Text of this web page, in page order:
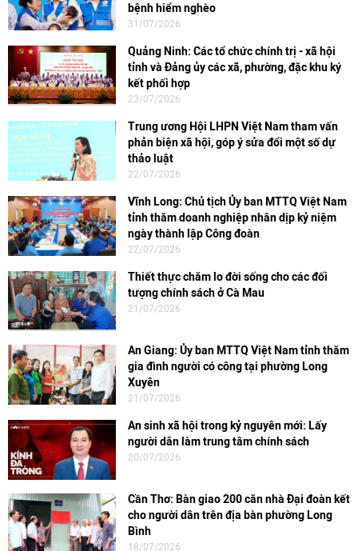
bệnh hiểm nghèo
31/07/2026
Quảng Ninh: Các tổ chức chính trị - xã hội
tỉnh và Đảng ủy các xã, phường, đặc khu ký
kết phối hợp
23/07/2026
Trung ương Hội LHPN Việt Nam tham vấn
phản biện xã hội, góp ý sửa đổi một số dự
thảo luật
22/07/2026
Vĩnh Long: Chủ tịch Ủy ban MTTQ Việt Nam
tỉnh thăm doanh nghiệp nhân dịp kỷ niệm
ngày thành lập Công đoàn
22/07/2026
Thiết thực chăm lo đời sống cho các đối
tượng chính sách ở Cà Mau
21/07/2026
An Giang: Ủy ban MTTQ Việt Nam tỉnh thăm
gia đình người có công tại phường Long
Xuyên
21/07/2026
An sinh xã hội trong kỷ nguyên mới: Lấy
người dân làm trung tâm chính sách
20/07/2026
Cần Thơ: Bàn giao 200 căn nhà Đại đoàn kết
cho người dân trên địa bàn phường Long
Bình
18/07/2026